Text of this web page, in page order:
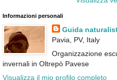
Informazioni personali
Guida
Pavia, PV, Italy
Organizzazione
invernali in Oltrepò Pavese
Visualizza il mio profilo completo